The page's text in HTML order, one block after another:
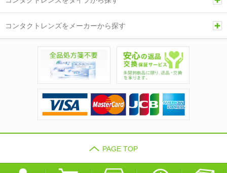
コンタクトレンズをメーカーから探す
PAGE TOP